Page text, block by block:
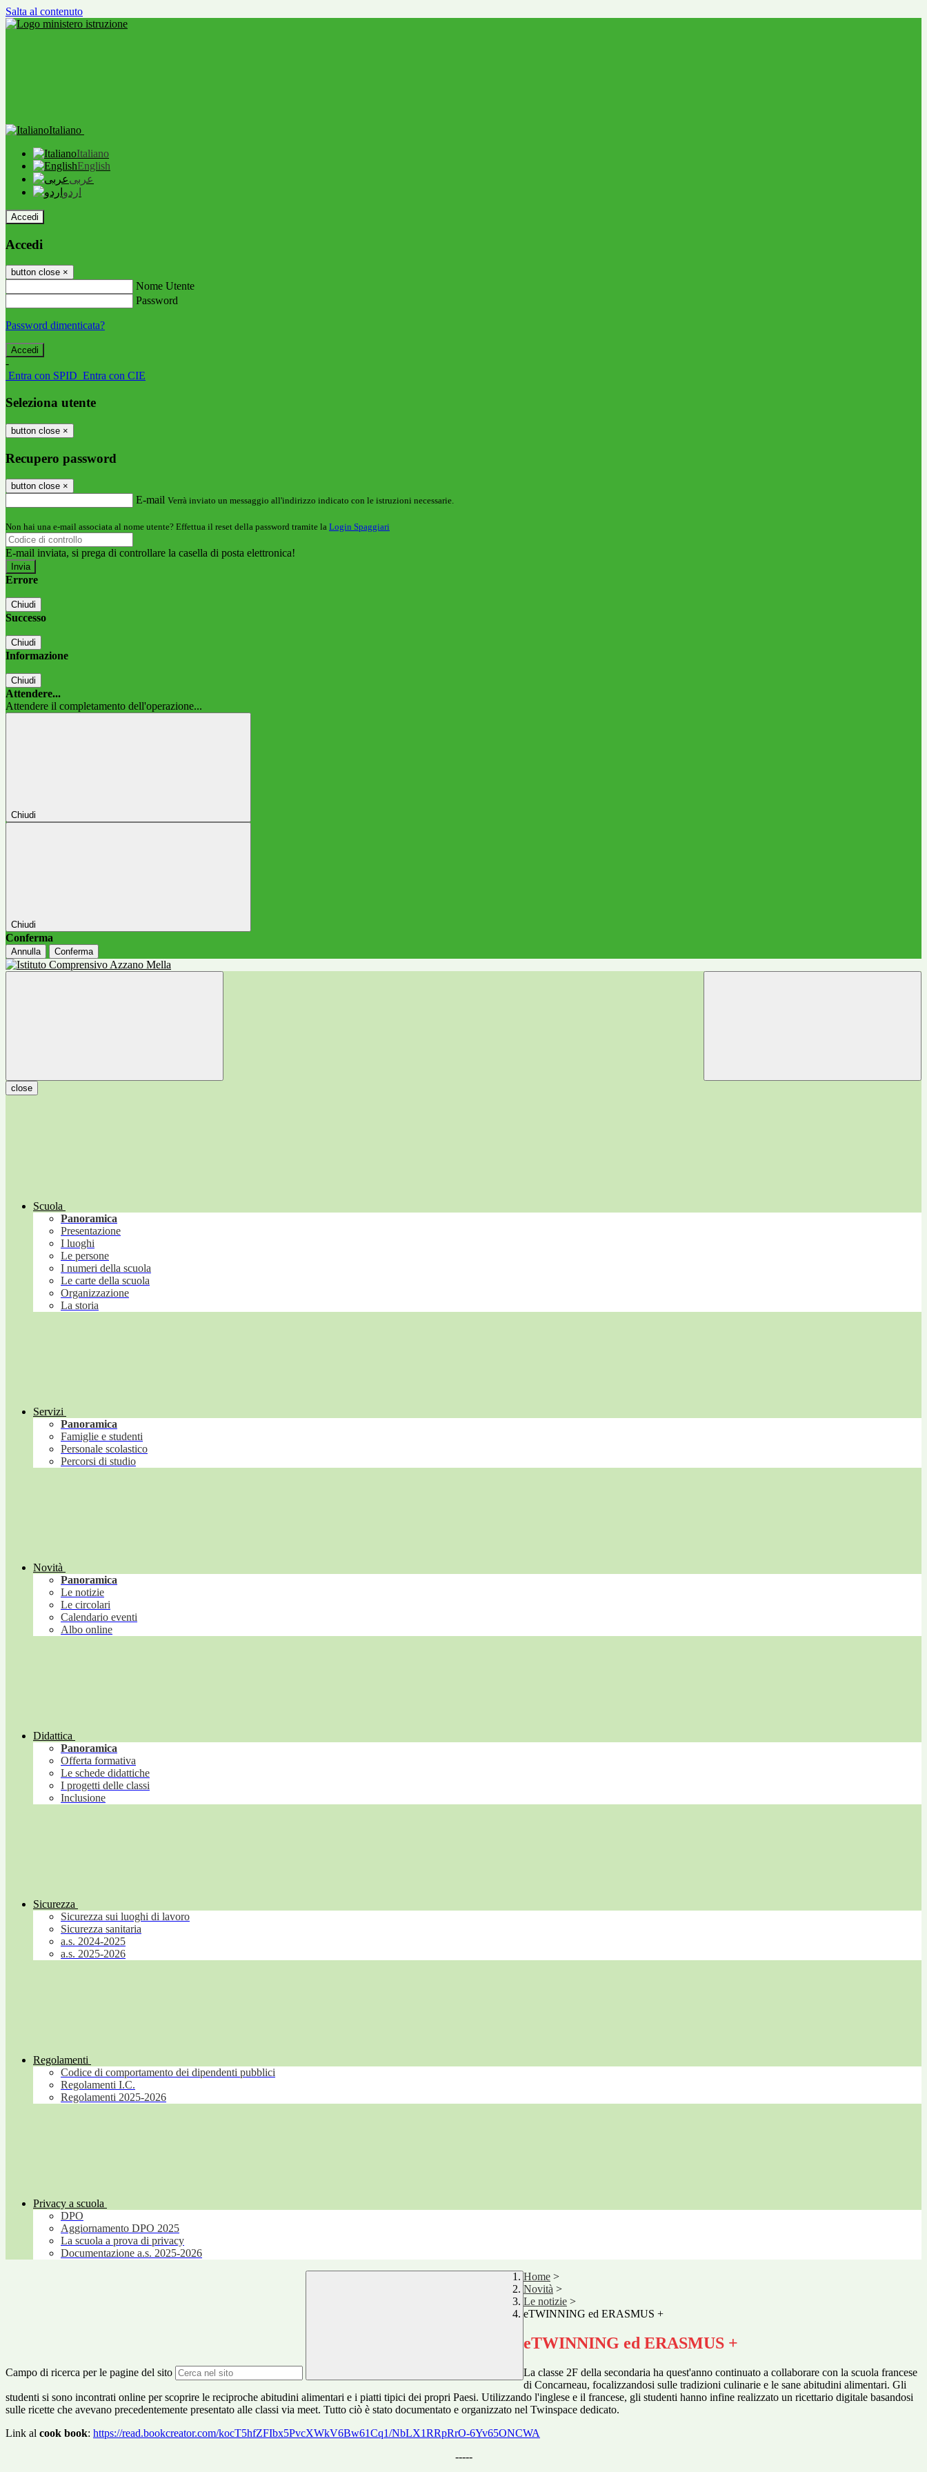
Salta al contenuto
Italiano
Italiano
English
عربى
اردو
Accedi
Accedi
button close ×
Nome Utente
Password
Password dimenticata?
-
Entra con SPID Entra con CIE
Seleziona utente
button close ×
Recupero password
button close ×
E-mail Verrà inviato un messaggio all'indirizzo indicato con le istruzioni necessarie.
Non hai una e-mail associata al nome utente? Effettua il reset della password tramite la Login Spaggiari
E-mail inviata, si prega di controllare la casella di posta elettronica!
Errore
Chiudi
Successo
Chiudi
Informazione
Chiudi
Attendere...
Attendere il completamento dell'operazione...
Chiudi
Chiudi
Conferma
Annulla Conferma
close
Scuola
Panoramica
Presentazione
I luoghi
Le persone
I numeri della scuola
Le carte della scuola
Organizzazione
La storia
Servizi
Panoramica
Famiglie e studenti
Personale scolastico
Percorsi di studio
Novità
Panoramica
Le notizie
Le circolari
Calendario eventi
Albo online
Didattica
Panoramica
Offerta formativa
Le schede didattiche
I progetti delle classi
Inclusione
Sicurezza
Sicurezza sui luoghi di lavoro
Sicurezza sanitaria
a.s. 2024-2025
a.s. 2025-2026
Regolamenti
Codice di comportamento dei dipendenti pubblici
Regolamenti I.C.
Regolamenti 2025-2026
Privacy a scuola
DPO
Aggiornamento DPO 2025
La scuola a prova di privacy
Documentazione a.s. 2025-2026
Campo di ricerca per le pagine del sito
Home >
Novità >
Le notizie >
eTWINNING ed ERASMUS +
eTWINNING ed ERASMUS +
La classe 2F della secondaria ha quest'anno continuato a collaborare con la scuola francese
di Concarneau, focalizzandosi sulle tradizioni culinarie e le sane abitudini alimentari. Gli
studenti si sono incontrati online per scoprire le reciproche abitudini alimentari e i piatti tipici dei propri Paesi. Utilizzando l'inglese e il francese, gli studenti hanno infine realizzato un ricettario digitale basandosi
sulle ricette che avevano precedentemente presentato alle classi via meet. Tutto ciò è stato documentato e organizzato nel Twinspace dedicato.
Link al cook book: https://read.bookcreator.com/kocT5hfZFIbx5PvcXWkV6Bw61Cq1/NbLX1RRpRrO-6Yv65ONCWA
-----